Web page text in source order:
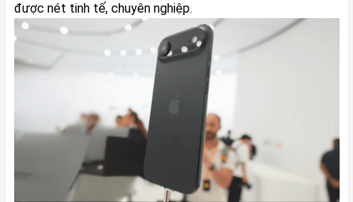
được nét tinh tế, chuyên nghiệp.